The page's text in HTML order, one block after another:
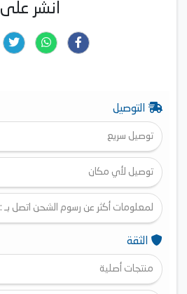
انشر على
التوصيل
توصيل سريع
توصيل لأي مكان
لمعلومات أكثر عن رسوم الشحن اتصل بـ : 01116828111
الثقة
منتجات أصلية